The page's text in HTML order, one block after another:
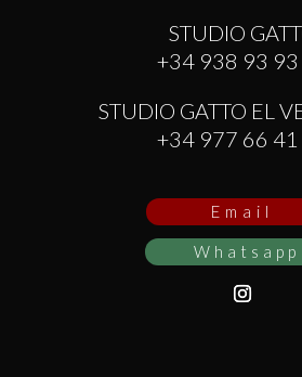
STUDIO
+34 938 93 93
STUDIO GATTO EL
+34 977 66 41
Email
Whatsapp